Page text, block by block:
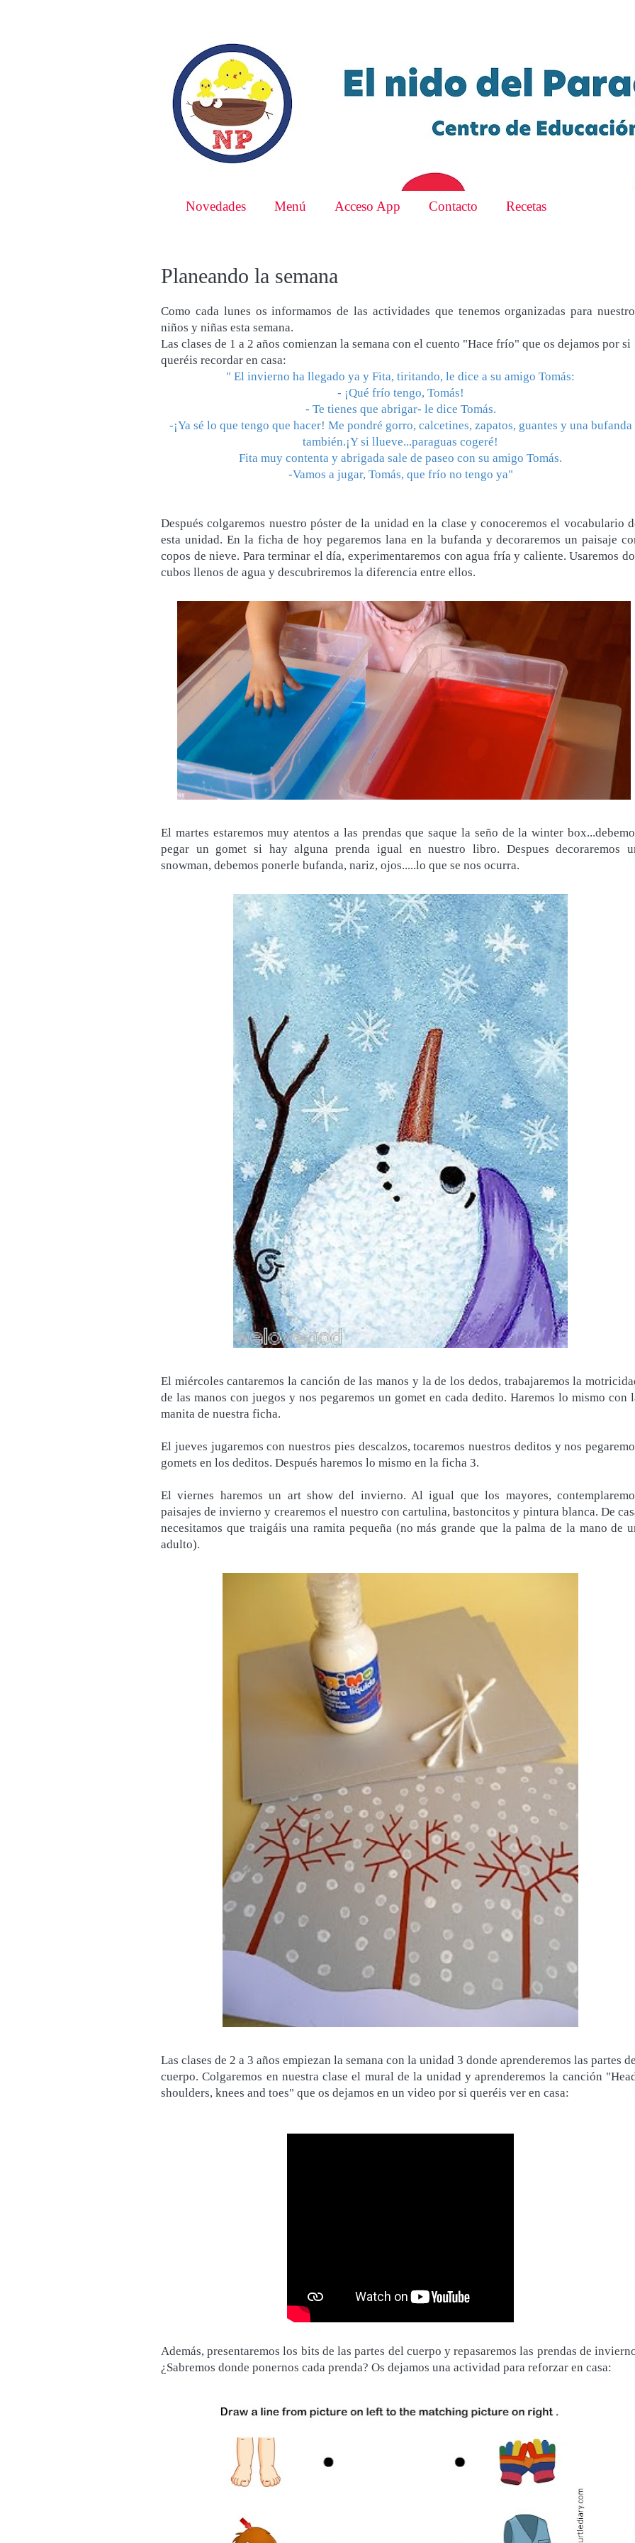
Novedades Menú Acceso App Contacto Recetas
Planeando la semana
Como cada lunes os informamos de las actividades que tenemos organizadas para
niños y niñas esta semana.
Las clases de 1 a 2 años comienzan la semana con el cuento "Hace frío" que os dejamos por si
queréis recordar en casa:
" El invierno ha llegado ya y Fita, tiritando, le dice a su amigo Tomás:
- ¡Qué frío tengo, Tomás!
- Te tienes que abrigar- le dice Tomás.
-¡Ya sé lo que tengo que hacer! Me pondré gorro, calcetines, zapatos, guantes y una bufanda
también.¡Y si llueve...paraguas cogeré!
Fita muy contenta y abrigada sale de paseo con su amigo Tomás.
-Vamos a jugar, Tomás, que frío no tengo ya"
Después colgaremos nuestro póster de la unidad en la clase y conoceremos el vocabulario
esta unidad. En la ficha de hoy pegaremos lana en la bufanda y decoraremos un paisaje
copos de nieve. Para terminar el día, experimentaremos con agua fría y caliente. Usaremos
cubos llenos de agua y descubriremos la diferencia entre ellos.
El martes estaremos muy atentos a las prendas que saque la seño de la winter
pegar un gomet si hay alguna prenda igual en nuestro libro. Despues decoraremos
snowman, debemos ponerle bufanda, nariz, ojos.....lo que se nos ocurra.
El miércoles cantaremos la canción de las manos y la de los dedos, trabajaremos la
de las manos con juegos y nos pegaremos un gomet en cada dedito. Haremos lo mismo con
manita de nuestra ficha.
El jueves jugaremos con nuestros pies descalzos, tocaremos nuestros deditos y nos
gomets en los deditos. Después haremos lo mismo en la ficha 3.
El viernes haremos un art show del invierno. Al igual que los mayores,
paisajes de invierno y crearemos el nuestro con cartulina, bastoncitos y pintura blanca. De
necesitamos que traigáis una ramita pequeña (no más grande que la palma de la mano de
adulto).
Las clases de 2 a 3 años empiezan la semana con la unidad 3 donde aprenderemos las partes
cuerpo. Colgaremos en nuestra clase el mural de la unidad y aprenderemos la canción
shoulders, knees and toes" que os dejamos en un video por si queréis ver en casa:
Además, presentaremos los bits de las partes del cuerpo y repasaremos las prendas de
¿Sabremos donde ponernos cada prenda? Os dejamos una actividad para reforzar en casa: